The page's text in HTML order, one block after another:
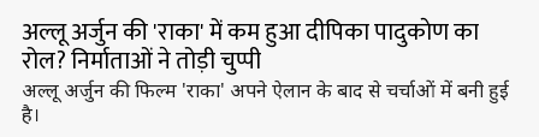
अल्लू अर्जुन की 'राका' में कम हुआ दीपिका पादुकाेण का
रोल? निर्माताओं ने तोड़ी चुप्पी
अल्लू अर्जुन की फिल्म 'राका' अपने ऐलान के बाद से चर्चाओं में बनी हुई
है।